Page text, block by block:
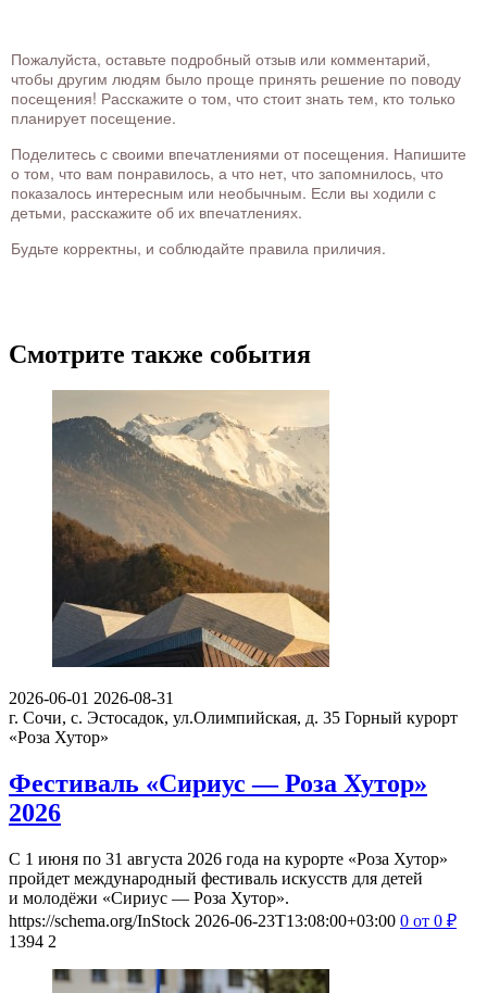
Пожалуйста, оставьте подробный отзыв или комментарий,
чтобы другим людям было проще принять решение по поводу
посещения! Расскажите о том, что стоит знать тем, кто только
планирует посещение.
Поделитесь с своими впечатлениями от посещения. Напишите
о том, что вам понравилось, а что нет, что запомнилось, что
показалось интересным или необычным. Если вы ходили с
детьми, расскажите об их впечатлениях.
Будьте корректны, и соблюдайте правила приличия.
Смотрите также события
2026-06-01 2026-08-31
г. Сочи, с. Эстосадок, ул.Олимпийская, д. 35 Горный курорт
«Роза Хутор»
Фестиваль «Сириус — Роза Хутор»
2026
С 1 июня по 31 августа 2026 года на курорте «Роза Хутор»
пройдет международный фестиваль искусств для детей
и молодёжи «Сириус — Роза Хутор».
https://schema.org/InStock 2026-06-23T13:08:00+03:00 0 от 0 ₽
1394 2